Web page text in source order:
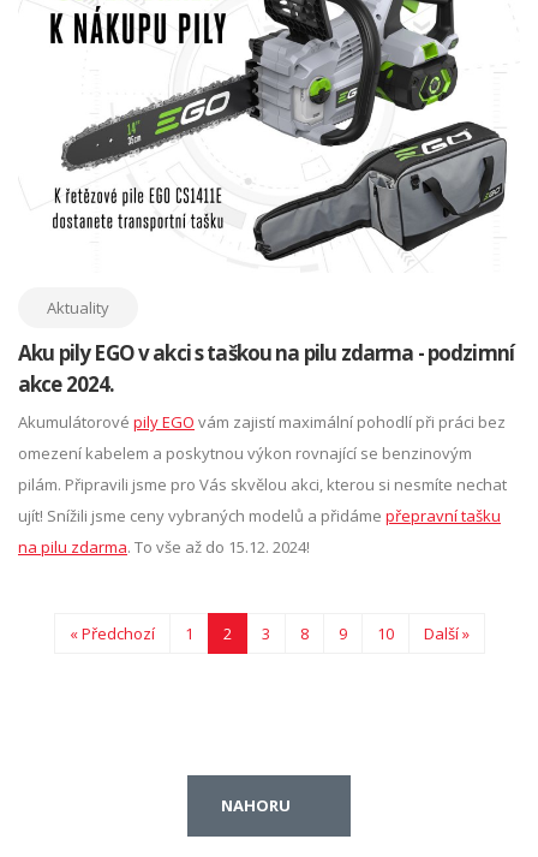
Aktuality
Aku pily EGO v akci s taškou na pilu zdarma - podzimní
akce 2024.
Akumulátorové pily EGO vám zajistí maximální pohodlí při práci bez
omezení kabelem a poskytnou výkon rovnající se benzinovým
pilám. Připravili jsme pro Vás skvělou akci, kterou si nesmíte nechat
ujít! Snížili jsme ceny vybraných modelů a přidáme přepravní tašku
na pilu zdarma. To vše až do 15.12. 2024!
« Předchozí 1 2 3 8 9 10 Další »
NAHORU